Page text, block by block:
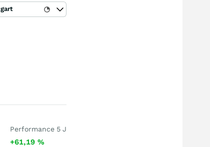
Performance 5 J
+61,19 %